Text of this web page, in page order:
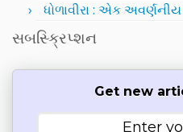
ધોળાવીરા : એક
સબસ્ક્રિપ્શન
Get new